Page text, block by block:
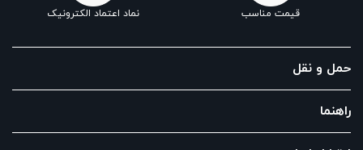
قیمت مناسب نماد اعتماد الکترونیک
حمل و نقل
راهنما